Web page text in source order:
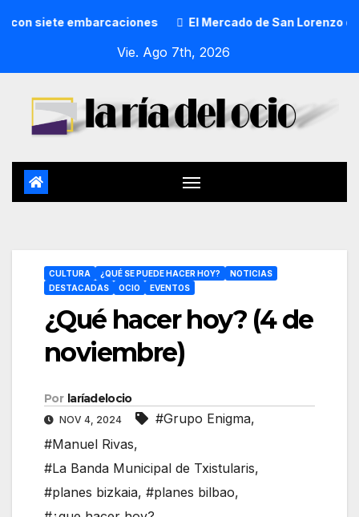
El Mercado de San Lorenzo de Getxo reunirá a
Vie. Ago 7th, 2026
CULTURA ¿QUÉ SE PUEDE HACER HOY?
NOTICIAS
DESTACADAS
OCIO EVENTOS
¿Qué hacer hoy? (4 de
noviembre)
Por laríadelocio
NOV 4, 2024 #Grupo Enigma,
#Manuel Rivas,
#La Banda Municipal de Txistularis,
#planes bizkaia, #planes bilbao,